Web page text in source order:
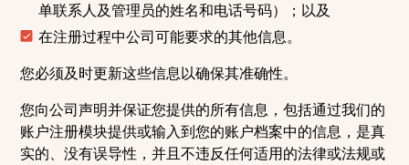
单联系人及管理员的姓名和电话号码）；以及
在注册过程中公司可能要求的其他信息。
您必须及时更新这些信息以确保其准确性。
您向公司声明并保证您提供的所有信息，包括通过我们的
账户注册模块提供或输入到您的账户档案中的信息，是真
实的、没有误导性，并且不违反任何适用的法律或法规或